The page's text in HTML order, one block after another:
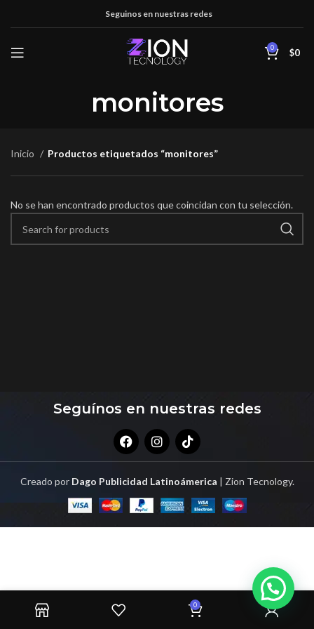
Seguinos en nuestras redes
0 $0
monitores
Inicio Productos etiquetados “monitores”
No se han encontrado productos que coincidan con tu selección.
Seguínos en nuestras redes
Creado por Dago Publicidad Latinoámerica | Zion Tecnology.
0